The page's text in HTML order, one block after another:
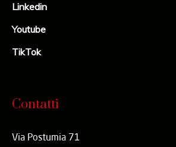
Linkedin
Youtube
TikTok
Contatti
Via Postumia 71